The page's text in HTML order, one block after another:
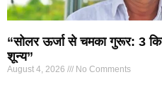
“सोलर ऊर्जा से चमका गुरूर: 3
शून्य”
August 4, 2026 No Comments